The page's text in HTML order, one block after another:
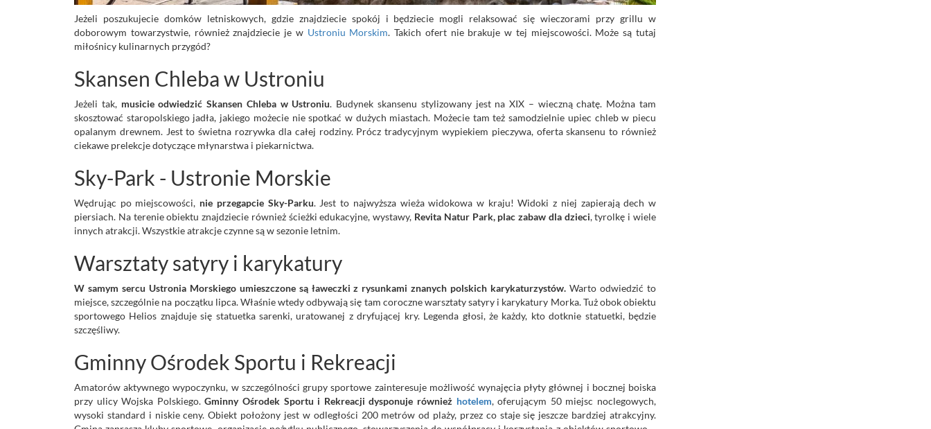
Jeżeli poszukujecie domków letniskowych, gdzie znajdziecie spokój i będziecie mogli relaksować się wieczorami przy grillu w
doborowym towarzystwie, również znajdziecie je w Ustroniu Morskim. Takich ofert nie brakuje w tej miejscowości. Może są tutaj
miłośnicy kulinarnych przygód?
Skansen Chleba w Ustroniu
Jeżeli tak, musicie odwiedzić Skansen Chleba w Ustroniu. Budynek skansenu stylizowany jest na XIX – wieczną chatę. Można tam
skosztować staropolskiego jadła, jakiego możecie nie spotkać w dużych miastach. Możecie tam też samodzielnie upiec chleb w piecu
opalanym drewnem. Jest to świetna rozrywka dla całej rodziny. Prócz tradycyjnym wypiekiem pieczywa, oferta skansenu to również
ciekawe prelekcje dotyczące młynarstwa i piekarnictwa.
Sky-Park - Ustronie Morskie
Wędrując po miejscowości, nie przegapcie Sky-Parku. Jest to najwyższa wieża widokowa w kraju! Widoki z niej zapierają dech w
piersiach. Na terenie obiektu znajdziecie również ścieżki edukacyjne, wystawy, Revita Natur Park, plac zabaw dla dzieci, tyrolkę i wiele
innych atrakcji. Wszystkie atrakcje czynne są w sezonie letnim.
Warsztaty satyry i karykatury
W samym sercu Ustronia Morskiego umieszczone są ławeczki z rysunkami znanych polskich karykaturzystów. Warto odwiedzić to
miejsce, szczególnie na początku lipca. Właśnie wtedy odbywają się tam coroczne warsztaty satyry i karykatury Morka. Tuż obok obiektu
sportowego Helios znajduje się statuetka sarenki, uratowanej z dryfującej kry. Legenda głosi, że każdy, kto dotknie statuetki, będzie
szczęśliwy.
Gminny Ośrodek Sportu i Rekreacji
Amatorów aktywnego wypoczynku, w szczególności grupy sportowe zainteresuje możliwość wynajęcia płyty głównej i bocznej boiska
przy ulicy Wojska Polskiego.Gminny Ośrodek Sportu i Rekreacji dysponuje również hotelem, oferującym 50 miejsc noclegowych,
wysoki standard i niskie ceny. Obiekt położony jest w odległości 200 metrów od plaży, przez co staje się jeszcze bardziej atrakcyjny.